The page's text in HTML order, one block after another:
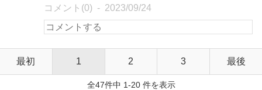
コメント(0) 2023/09/24
最初 1 2 3 最後
全47件中 1-20 件を表示